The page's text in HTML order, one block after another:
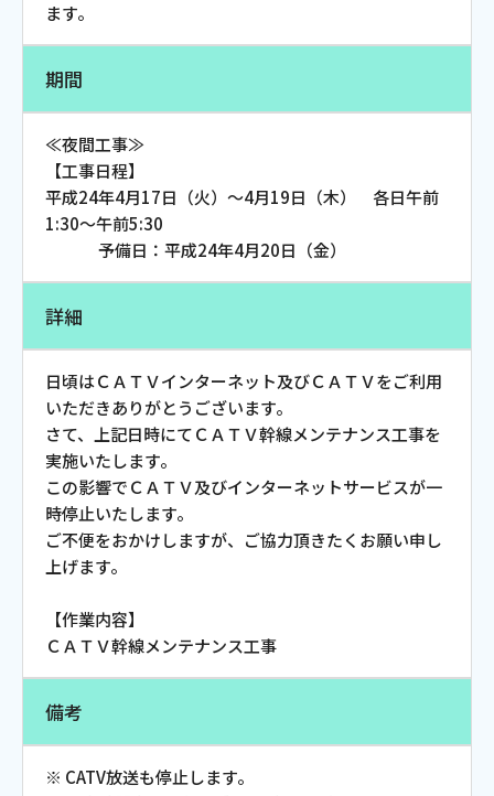
おトクなプラン
パンフレット・チラシ
会社案内
お知らせ
サイトマップ
ウェブサイトのご利用について
安全・安心マーク
安全・安心ガイド
放送番組審議会議事録
ます。
期間
≪夜間工事≫
【工事日程】
平成24年4月17日（火）～4月19日（木） 各日午前
1:30～午前5:30
予備日：平成24年4月20日（金）
詳細
日頃はＣＡＴＶインターネット及びＣＡＴＶをご利用
いただきありがとうございます。
さて、上記日時にてＣＡＴＶ幹線メンテナンス工事を
実施いたします。
この影響でＣＡＴＶ及びインターネットサービスが一
時停止いたします。
ご不便をおかけしますが、ご協力頂きたくお願い申し
上げます。
【作業内容】
ＣＡＴＶ幹線メンテナンス工事
備考
※ CATV放送も停止します。